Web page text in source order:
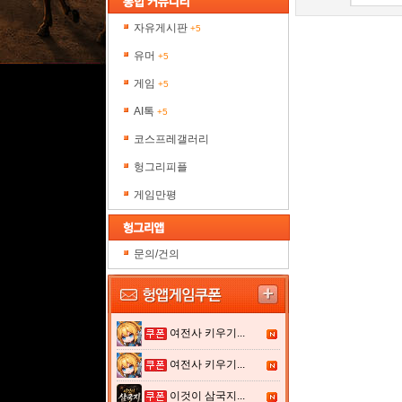
자유게시판 +5
유머 +5
게임 +5
AI톡 +5
코스프레갤러리
헝그리피플
게임만평
문의/건의
여전사 키우기...
여전사 키우기...
이것이 삼국지...